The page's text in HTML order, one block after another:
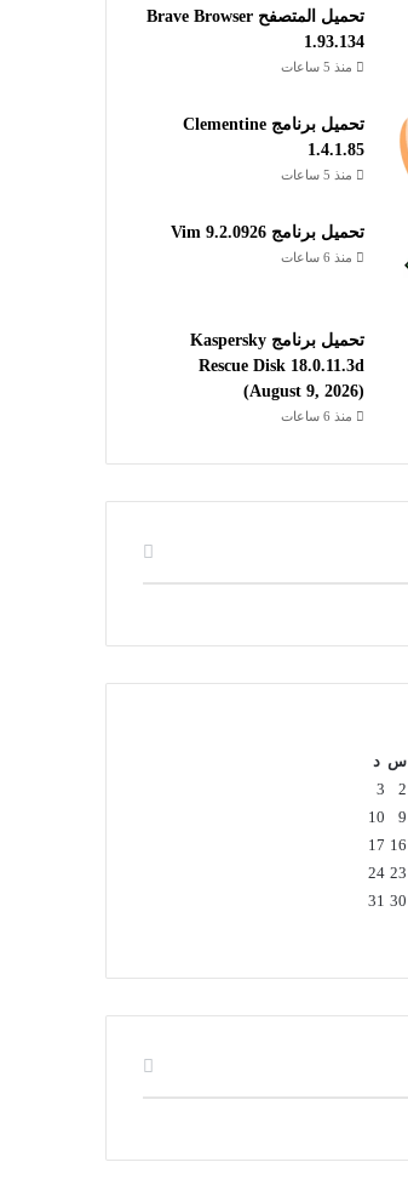
تحميل المتصفح Brave Browser
1.93.134
منذ 5 ساعات
تحميل برنامج Clementine
1.4.1.85
منذ 5 ساعات
تحميل برنامج Vim 9.2.0926
منذ 6 ساعات
تحميل برنامج Kaspersky
Rescue Disk 18.0.11.3d
(August 9, 2026)
منذ 6 ساعات
س د
2
3
9
10
16
17
23
24
30
31